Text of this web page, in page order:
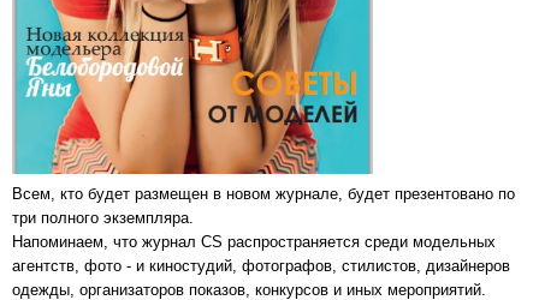
Всем, кто будет размещен в новом журнале, будет презентовано по
три полного экземпляра.
Напоминаем, что журнал СS распространяется среди модельных
агентств, фото - и киностудий, фотографов, стилистов, дизайнеров
одежды, организаторов показов, конкурсов и иных мероприятий.